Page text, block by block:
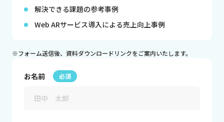
解決できる課題の参考事例
Web ARサービス導入による売上向上事例
※フォーム送信後、資料ダウンロードリンクをご案内いたします。
お名前 必須
お問い合わせ
資料ダウンロード